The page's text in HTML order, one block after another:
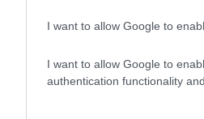
I want to allow Google to
I want to allow Google to
authentication functionality
október